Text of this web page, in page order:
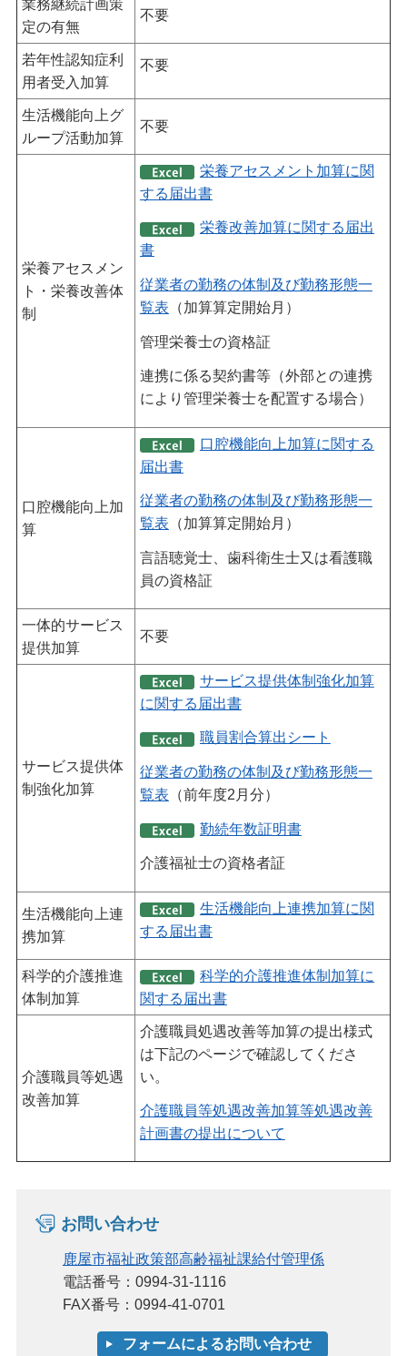
業務継続計画策
定の有無
不要
若年性認知症利
用者受入加算
不要
生活機能向上グ
ループ活動加算
不要
栄養アセスメン
ト・栄養改善体
制
栄養アセスメント加算に関
する届出書
栄養改善加算に関する届出
書
従業者の勤務の体制及び勤務形態一
覧表 （加算算定開始月）
管理栄養士の資格証
連携に係る契約書等（外部との連携
により管理栄養士を配置する場合）
口腔機能向上加
算
口腔機能向上加算に関する
届出書
従業者の勤務の体制及び勤務形態一
覧表 （加算算定開始月）
言語聴覚士、歯科衛生士又は看護職
員の資格証
一体的サービス
提供加算
不要
サービス提供体
制強化加算
サービス提供体制強化加算
に関する届出書
職員割合算出シート
従業者の勤務の体制及び勤務形態一
覧表 （前年度2月分）
勤続年数証明書
介護福祉士の資格者証
生活機能向上連
携加算
生活機能向上連携加算に関
する届出書
科学的介護推進
体制加算
科学的介護推進体制加算に
関する届出書
介護職員等処遇
改善加算
介護職員処遇改善等加算の提出様式
は下記のページで確認してくださ
い。
介護職員等処遇改善加算等処遇改善
計画書の提出について
お問い合わせ
鹿屋市福祉政策部高齢福祉課給付管理係
電話番号：0994-31-1116
FAX番号：0994-41-0701